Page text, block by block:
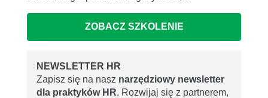
ZOBACZ SZKOLENIE
NEWSLETTER HR
Zapisz się na nasz narzędziowy newsletter
dla praktyków HR. Rozwijaj się z partnerem,